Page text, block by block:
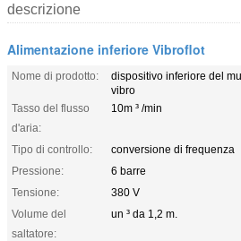
descrizione
Alimentazione inferiore Vibroflot
Nome di prodotto:
dispositivo inferiore del
vibro
Tasso del flusso
d'aria:
10m ³ /min
Tipo di controllo:
conversione di frequenza
Pressione:
6 barre
Tensione:
380 V
Volume del
saltatore:
un ³ da 1,2 m.